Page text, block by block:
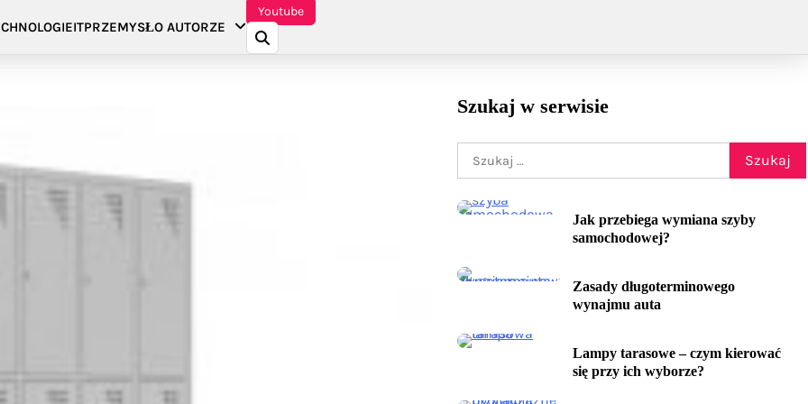
ITPRZEMYSŁO AUTORZE
Youtube
Szukaj w serwisie
Szukaj:
Jak przebiega wymiana szyby
samochodowej?
Zasady długoterminowego
wynajmu auta
Lampy tarasowe – czym kierować
się przy ich wyborze?